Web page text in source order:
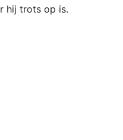
hij trots op is.